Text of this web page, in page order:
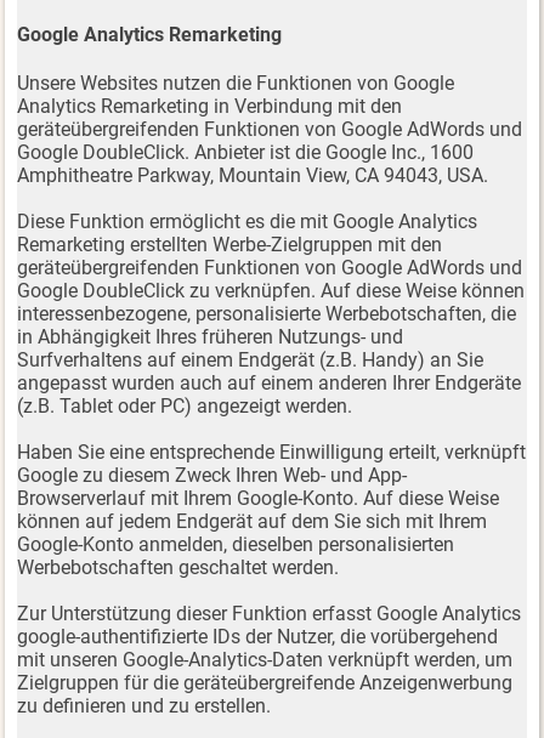
Google Analytics Remarketing
Unsere Websites nutzen die Funktionen von Google
Analytics Remarketing in Verbindung mit den
geräteübergreifenden Funktionen von Google AdWords und
Google DoubleClick. Anbieter ist die Google Inc., 1600
Amphitheatre Parkway, Mountain View, CA 94043, USA.
Diese Funktion ermöglicht es die mit Google Analytics
Remarketing erstellten Werbe-Zielgruppen mit den
geräteübergreifenden Funktionen von Google AdWords und
Google DoubleClick zu verknüpfen. Auf diese Weise können
interessenbezogene, personalisierte Werbebotschaften, die
in Abhängigkeit Ihres früheren Nutzungs- und
Surfverhaltens auf einem Endgerät (z.B. Handy) an Sie
angepasst wurden auch auf einem anderen Ihrer Endgeräte
(z.B. Tablet oder PC) angezeigt werden.
Haben Sie eine entsprechende Einwilligung erteilt, verknüpft
Google zu diesem Zweck Ihren Web- und App-
Browserverlauf mit Ihrem Google-Konto. Auf diese Weise
können auf jedem Endgerät auf dem Sie sich mit Ihrem
Google-Konto anmelden, dieselben personalisierten
Werbebotschaften geschaltet werden.
Zur Unterstützung dieser Funktion erfasst Google Analytics
google-authentifizierte IDs der Nutzer, die vorübergehend
mit unseren Google-Analytics-Daten verknüpft werden, um
Zielgruppen für die geräteübergreifende Anzeigenwerbung
zu definieren und zu erstellen.